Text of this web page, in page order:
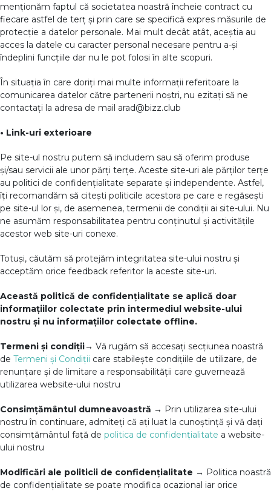
menționăm faptul că societatea noastră încheie contract cu
fiecare astfel de terț și prin care se specifică expres măsurile de
protecție a datelor personale. Mai mult decât atât, aceștia au
acces la datele cu caracter personal necesare pentru a-și
îndeplini funcțiile dar nu le pot folosi în alte scopuri.
În situația în care doriți mai multe informații referitoare la
comunicarea datelor către partenerii noștri, nu ezitați să ne
contactați la adresa de mail arad@bizz.club
• Link-uri exterioare
Pe site-ul nostru putem să includem sau să oferim produse
și/sau servicii ale unor părți terțe. Aceste site-uri ale părților terțe
au politici de confidențialitate separate și independente. Astfel,
îți recomandăm să citești politicile acestora pe care e regăsești
pe site-ul lor și, de asemenea, termenii de condiții ai site-ului. Nu
ne asumăm responsabilitatea pentru conținutul și activitățile
acestor web site-uri conexe.
Totuși, căutăm să protejăm integritatea site-ului nostru și
acceptăm orice feedback referitor la aceste site-uri.
Această politică de confidențialitate se aplică doar
informațiilor colectate prin intermediul website-ului
nostru și nu informațiilor colectate offline.
Termeni și condiții→ Vă rugăm să accesați secțiunea noastră
de Termeni și Condiții care stabilește condițiile de utilizare, de
renunțare și de limitare a responsabilității care guvernează
utilizarea website-ului nostru
Consimțământul dumneavoastră → Prin utilizarea site-ului
nostru în continuare, admiteți că ați luat la cunoștință și vă dați
consimțământul față de politica de confidențialitate a website-
ului nostru
Modificări ale politicii de confidențialitate → Politica noastră
de confidențialitate se poate modifica ocazional iar orice